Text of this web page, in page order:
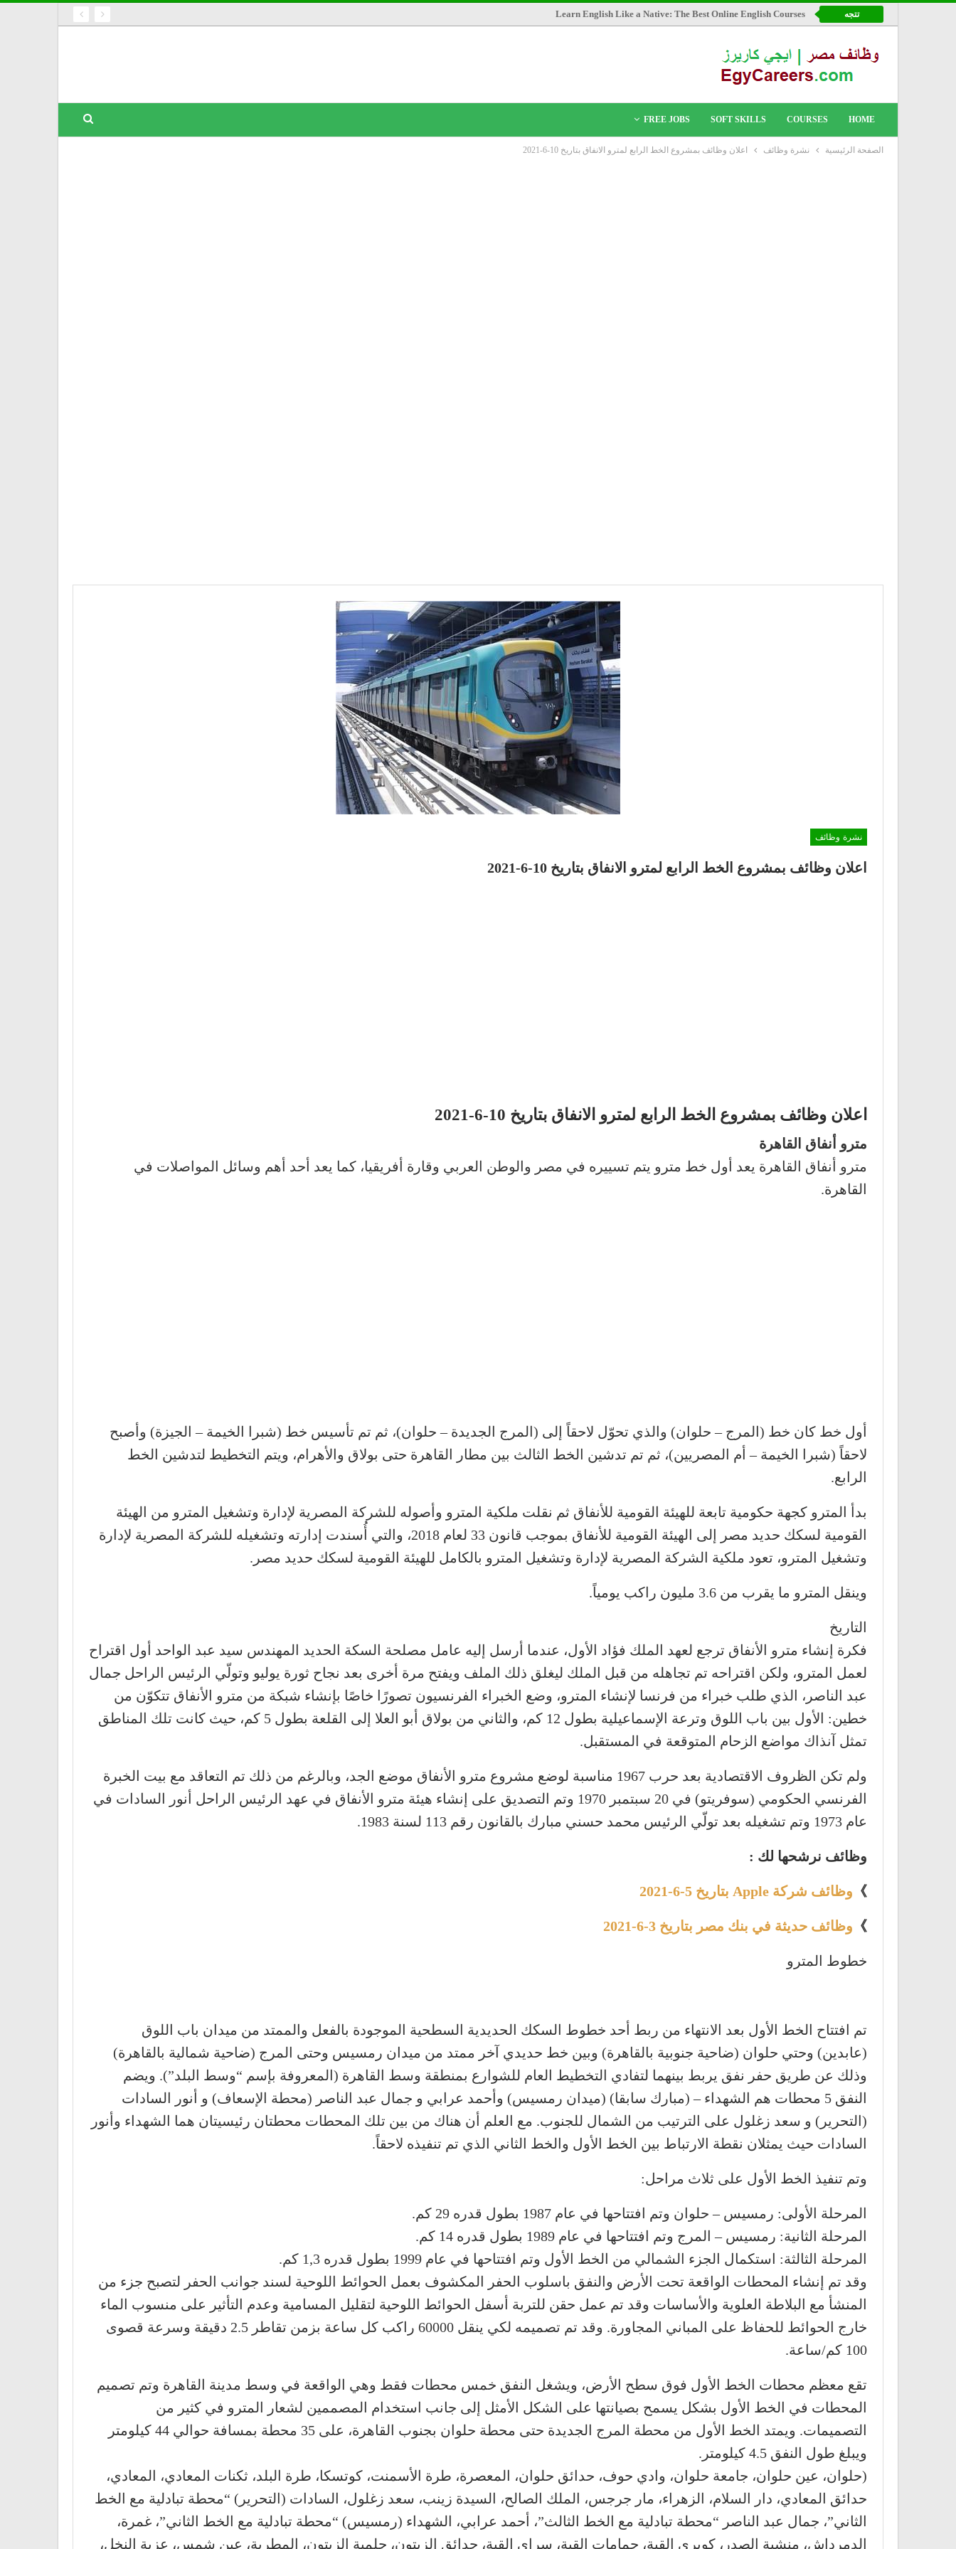
تتجه Learn English Like a Native: The Best Online English Courses
HOME
COURSES
SOFT SKILLS
FREE JOBS
الصفحة الرئيسية نشرة وظائف اعلان وظائف بمشروع الخط الرابع لمترو الانفاق بتاريخ 10-6-2021
نشرة وظائف
اعلان وظائف بمشروع الخط الرابع لمترو الانفاق بتاريخ 10-6-2021
اعلان وظائف بمشروع الخط الرابع لمترو الانفاق بتاريخ 10-6-2021
مترو أنفاق القاهرة
مترو أنفاق القاهرة يعد أول خط مترو يتم تسييره في مصر والوطن العربي وقارة أفريقيا، كما يعد أحد أهم وسائل المواصلات في
القاهرة.
أول خط كان خط (المرج – حلوان) والذي تحوّل لاحقاً إلى (المرج الجديدة – حلوان)، ثم تم تأسيس خط (شبرا الخيمة – الجيزة) وأصبح
لاحقاً (شبرا الخيمة – أم المصريين)، ثم تم تدشين الخط الثالث بين مطار القاهرة حتى بولاق والأهرام، ويتم التخطيط لتدشين الخط
الرابع.
بدأ المترو كجهة حكومية تابعة للهيئة القومية للأنفاق ثم نقلت ملكية المترو وأصوله للشركة المصرية لإدارة وتشغيل المترو من الهيئة
القومية لسكك حديد مصر إلى الهيئة القومية للأنفاق بموجب قانون 33 لعام 2018، والتي أُسندت إدارته وتشغيله للشركة المصرية لإدارة
وتشغيل المترو، تعود ملكية الشركة المصرية لإدارة وتشغيل المترو بالكامل للهيئة القومية لسكك حديد مصر.
وينقل المترو ما يقرب من 3.6 مليون راكب يومياً.
التاريخ
فكرة إنشاء مترو الأنفاق ترجع لعهد الملك فؤاد الأول، عندما أرسل إليه عامل مصلحة السكة الحديد المهندس سيد عبد الواحد أول اقتراح
لعمل المترو، ولكن اقتراحه تم تجاهله من قبل الملك ليغلق ذلك الملف ويفتح مرة أخرى بعد نجاح ثورة يوليو وتولّي الرئيس الراحل جمال
عبد الناصر، الذي طلب خبراء من فرنسا لإنشاء المترو، وضع الخبراء الفرنسيون تصورًا خاصًا بإنشاء شبكة من مترو الأنفاق تتكوّن من
خطين: الأول بين باب اللوق وترعة الإسماعيلية بطول 12 كم، والثاني من بولاق أبو العلا إلى القلعة بطول 5 كم، حيث كانت تلك المناطق
تمثل آنذاك مواضع الزحام المتوقعة في المستقبل.
ولم تكن الظروف الاقتصادية بعد حرب 1967 مناسبة لوضع مشروع مترو الأنفاق موضع الجد، وبالرغم من ذلك تم التعاقد مع بيت الخبرة
الفرنسي الحكومي (سوفريتو) في 20 سبتمبر 1970 وتم التصديق على إنشاء هيئة مترو الأنفاق في عهد الرئيس الراحل أنور السادات في
عام 1973 وتم تشغيله بعد تولّي الرئيس محمد حسني مبارك بالقانون رقم 113 لسنة 1983.
وظائف نرشحها لك :
》 وظائف شركة Apple بتاريخ 5-6-2021
》 وظائف حديثة في بنك مصر بتاريخ 3-6-2021
خطوط المترو
تم افتتاح الخط الأول بعد الانتهاء من ربط أحد خطوط السكك الحديدية السطحية الموجودة بالفعل والممتد من ميدان باب اللوق
(عابدين) وحتي حلوان (ضاحية جنوبية بالقاهرة) وبين خط حديدي آخر ممتد من ميدان رمسيس وحتى المرج (ضاحية شمالية بالقاهرة)
وذلك عن طريق حفر نفق يربط بينهما لتفادي التخطيط العام للشوارع بمنطقة وسط القاهرة (المعروفة بإسم “وسط البلد”). ويضم
النفق 5 محطات هم الشهداء – (مبارك سابقا) (ميدان رمسيس) وأحمد عرابي و جمال عبد الناصر (محطة الإسعاف) و أنور السادات
(التحرير) و سعد زغلول على الترتيب من الشمال للجنوب. مع العلم أن هناك من بين تلك المحطات محطتان رئيسيتان هما الشهداء وأنور
السادات حيث يمثلان نقطة الارتباط بين الخط الأول والخط الثاني الذي تم تنفيذه لاحقاً.
وتم تنفيذ الخط الأول على ثلاث مراحل:
المرحلة الأولى: رمسيس – حلوان وتم افتتاحها في عام 1987 بطول قدره 29 كم.
المرحلة الثانية: رمسيس – المرج وتم افتتاحها في عام 1989 بطول قدره 14 كم.
المرحلة الثالثة: استكمال الجزء الشمالي من الخط الأول وتم افتتاحها في عام 1999 بطول قدره 1,3 كم.
وقد تم إنشاء المحطات الواقعة تحت الأرض والنفق باسلوب الحفر المكشوف بعمل الحوائط اللوحية لسند جوانب الحفر لتصبح جزء من
المنشأ مع البلاطة العلوية والأساسات وقد تم عمل حقن للتربة أسفل الحوائط اللوحية لتقليل المسامية وعدم التأثير على منسوب الماء
خارج الحوائط للحفاظ على المباني المجاورة. وقد تم تصميمه لكي ينقل 60000 راكب كل ساعة بزمن تقاطر 2.5 دقيقة وسرعة قصوى
100 كم/ساعة.
تقع معظم محطات الخط الأول فوق سطح الأرض، ويشغل النفق خمس محطات فقط وهي الواقعة في وسط مدينة القاهرة وتم تصميم
المحطات في الخط الأول بشكل يسمح بصيانتها على الشكل الأمثل إلى جانب استخدام المصممين لشعار المترو في كثير من
التصميمات. ويمتد الخط الأول من محطة المرج الجديدة حتى محطة حلوان بجنوب القاهرة، على 35 محطة بمسافة حوالي 44 كيلومتر
ويبلغ طول النفق 4.5 كيلومتر.
(حلوان، عين حلوان، جامعة حلوان، وادي حوف، حدائق حلوان، المعصرة، طرة الأسمنت، كوتسكا، طرة البلد، ثكنات المعادي، المعادي،
حدائق المعادي، دار السلام، الزهراء، مار جرجس، الملك الصالح، السيدة زينب، سعد زغلول، السادات (التحرير) “محطة تبادلية مع الخط
الثاني”، جمال عبد الناصر “محطة تبادلية مع الخط الثالث”، أحمد عرابي، الشهداء (رمسيس) “محطة تبادلية مع الخط الثاني”، غمرة،
الدمرداش، منشية الصدر، كوبري القبة، حمامات القبة، سراي القبة، حدائق الزيتون، حلمية الزيتون، المطرية، عين شمس، عزبة النخل،